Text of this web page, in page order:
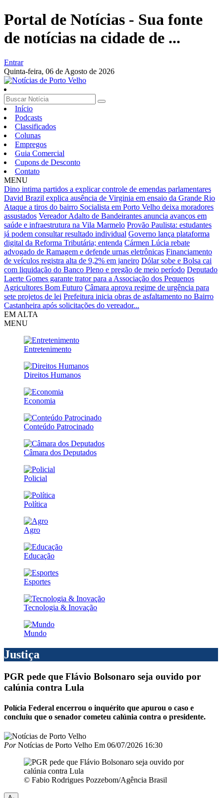
Portal de Notícias - Sua fonte
de notícias na cidade de ...
Entrar
Quinta-feira, 06 de Agosto de 2026
Início
Podcasts
Classificados
Colunas
Empregos
Guia Comercial
Cupons de Desconto
Contato
MENU
Dino intima partidos a explicar controle de emendas parlamentares
David Brazil explica ausência de Virginia em ensaio da Grande Rio
Ataque a tiros do bairro Socialista em Porto Velho deixa moradores
assustados Vereador Adalto de Bandeirantes anuncia avanços em
saúde e infraestrutura na Vila Marmelo Provão Paulista: estudantes
já podem consultar resultado individual Governo lança plataforma
digital da Reforma Tributária; entenda Cármen Lúcia rebate
advogado de Ramagem e defende urnas eletrônicas Financiamento
de veículos registra alta de 9,2% em janeiro Dólar sobe e Bolsa cai
com liquidação do Banco Pleno e pregão de meio período Deputado
Laerte Gomes garante trator para a Associação dos Pequenos
Agricultores Bom Futuro Câmara aprova regime de urgência para
sete projetos de lei Prefeitura inicia obras de asfaltamento no Bairro
Castanheira após solicitações do vereador...
EM ALTA
MENU
Entretenimento
Direitos Humanos
Economia
Conteúdo Patrocinado
Câmara dos Deputados
Policial
Política
Agro
Educação
Esportes
Tecnologia & Inovação
Mundo
Justiça
PGR pede que Flávio Bolsonaro seja ouvido por
calúnia contra Lula
Polícia Federal encerrou o inquérito que apurou o caso e
concluiu que o senador cometeu calúnia contra o presidente.
PorNotícias de Porto Velho Em 06/07/2026 16:30
© Fabio Rodrigues Pozzebom/Agência Brasil